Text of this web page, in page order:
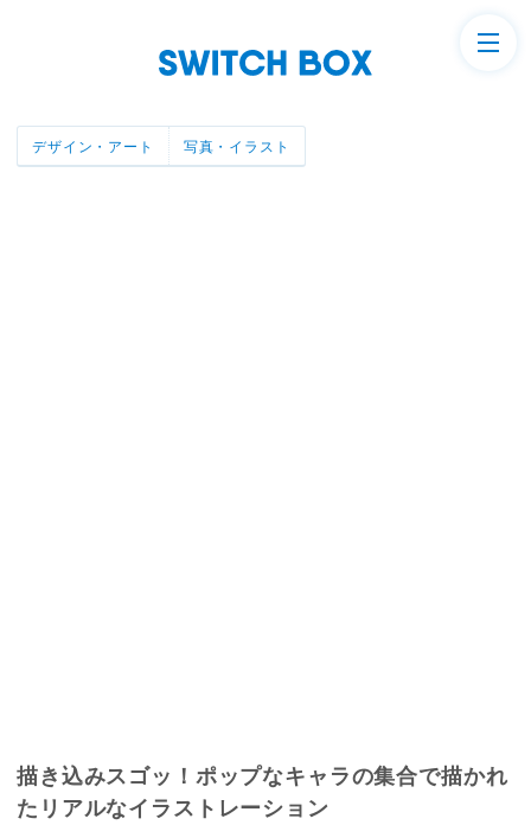
デザイン・アート 写真・イラスト
描き込みスゴッ！ポップなキャラの集合で描かれ
たリアルなイラストレーション